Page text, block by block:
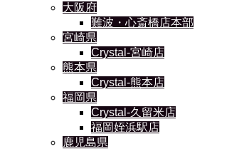
大阪府
難波・心斎橋店本部
宮崎県
Crystal-宮崎店
熊本県
Crystal-熊本店
福岡県
Crystal-久留米店
福岡姪浜駅店
鹿児島県